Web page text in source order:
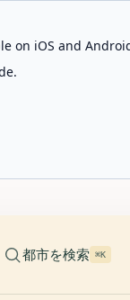
on iOS and
都市を検索 ⌘K